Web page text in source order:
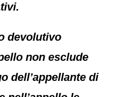
devolutivo
non esclude
dell’appellante di